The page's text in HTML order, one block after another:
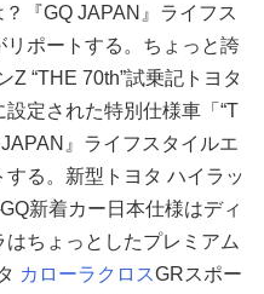
『GQ JAPAN』ライフス
ポートする。ちょっと誇
“THE 70th”試乗記トヨタ
定された特別仕様車「“T
』ライフスタイルエ
る。新型トヨタ ハイラッ
新着カー日本仕様はディ
ちょっとしたプレミアム
カローラクロスGRスポー